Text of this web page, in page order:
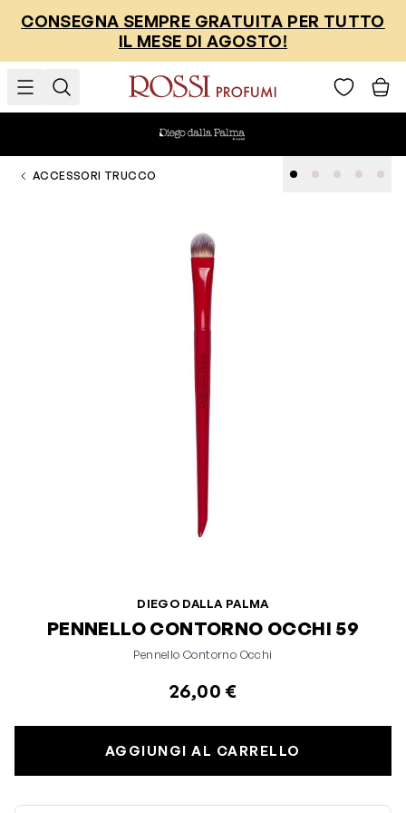
CONSEGNA SEMPRE GRATUITA PER TUTTO
IL MESE DI AGOSTO!
ACCESSORI TRUCCO
DIEGO DALLA PALMA
PENNELLO CONTORNO OCCHI 59
Pennello Contorno Occhi
26,00 €
AGGIUNGI AL CARRELLO